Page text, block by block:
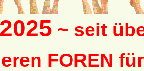
2025 ~ seit
FOREN